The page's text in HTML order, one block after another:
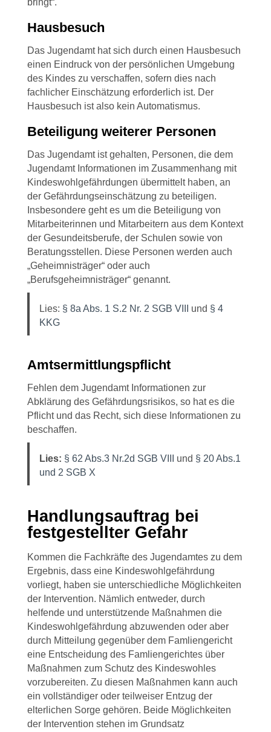
bringt“.
Hausbesuch
Das Jugendamt hat sich durch einen Hausbesuch
einen Eindruck von der persönlichen Umgebung
des Kindes zu verschaffen, sofern dies nach
fachlicher Einschätzung erforderlich ist. Der
Hausbesuch ist also kein Automatismus.
Beteiligung weiterer Personen
Das Jugendamt ist gehalten, Personen, die dem
Jugendamt Informationen im Zusammenhang mit
Kindeswohlgefährdungen übermittelt haben, an
der Gefährdungseinschätzung zu beteiligen.
Insbesondere geht es um die Beteiligung von
Mitarbeiterinnen und Mitarbeitern aus dem Kontext
der Gesundeitsberufe, der Schulen sowie von
Beratungsstellen. Diese Personen werden auch
„Geheimnisträger“ oder auch
„Berufsgeheimnisträger“ genannt.
Lies: § 8a Abs. 1 S.2 Nr. 2 SGB VIII und § 4
KKG
Amtsermittlungspflicht
Fehlen dem Jugendamt Informationen zur
Abklärung des Gefährdungsrisikos, so hat es die
Pflicht und das Recht, sich diese Informationen zu
beschaffen.
Lies: § 62 Abs.3 Nr.2d SGB VIII und § 20 Abs.1
und 2 SGB X
Handlungsauftrag bei
festgestellter Gefahr
Kommen die Fachkräfte des Jugendamtes zu dem
Ergebnis, dass eine Kindeswohlgefährdung
vorliegt, haben sie unterschiedliche Möglichkeiten
der Intervention. Nämlich entweder, durch
helfende und unterstützende Maßnahmen die
Kindeswohlgefährdung abzuwenden oder aber
durch Mitteilung gegenüber dem Famliengericht
eine Entscheidung des Famliengerichtes über
Maßnahmen zum Schutz des Kindeswohles
vorzubereiten. Zu diesen Maßnahmen kann auch
ein vollständiger oder teilweiser Entzug der
elterlichen Sorge gehören. Beide Möglichkeiten
der Intervention stehen im Grundsatz